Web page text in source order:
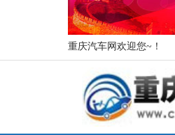
重庆汽车网欢迎您~！